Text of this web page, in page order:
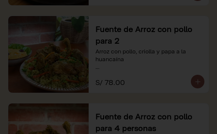
Fuente de Arroz con pollo
para 2
Arroz con pollo, criolla y papa a la
huancaína
*Nuestros precios están expresados en
soles e incluyen impuestos de ley y
S/ 78.00
Fuente de Arroz con pollo
para 4 personas